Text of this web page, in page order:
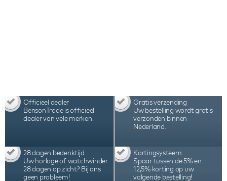
garantie van 3 jaar.
Officieel dealer
BensonTrade is officieel
dealer van vele merken.
Gratis verzending
Uw bestelling wordt gratis
verzonden binnen
Nederland.
28 dagen bedenktijd
Uw horloge of watchwinder
28 dagen op zicht? Bij ons
geen probleem!
Kortingsysteem
Spaar tussen de 5% en
12,5% korting op uw
volgende bestelling!